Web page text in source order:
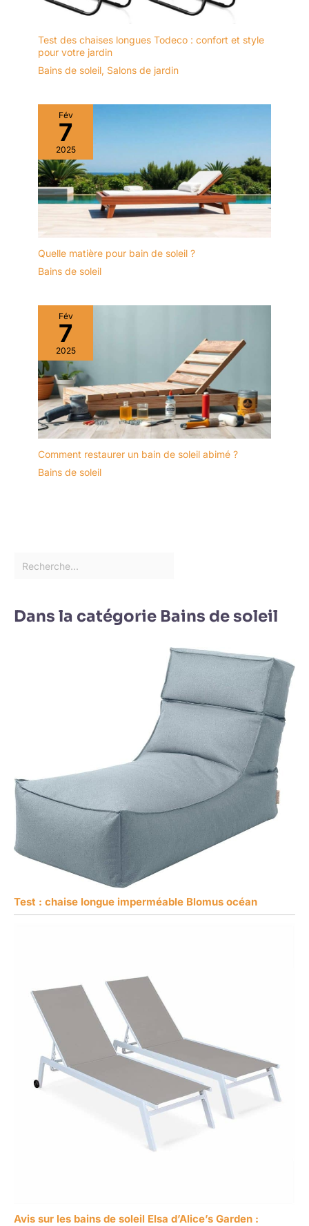
Test des chaises longues Todeco : confort et style
pour votre jardin
Bains de soleil, Salons de jardin
Fév
7
2025
Quelle matière pour bain de soleil ?
Bains de soleil
Fév
7
2025
Comment restaurer un bain de soleil abimé ?
Bains de soleil
Dans la catégorie Bains de soleil
Test : chaise longue imperméable Blomus océan
Avis sur les bains de soleil Elsa d’Alice’s Garden :